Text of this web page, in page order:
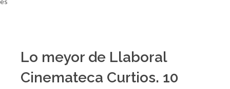
Lo meyor de Llaboral
Cinemateca Curtios. 10